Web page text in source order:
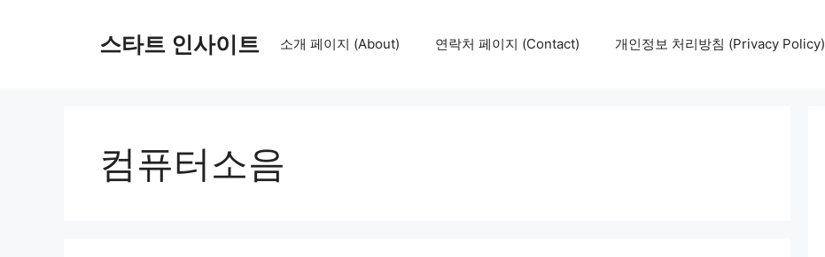
스타트 인사이트 소개 페이지 (About) 연락처 페이지 (Contact) 개인정보 처리방침 (Privacy Policy)
컴퓨터소음